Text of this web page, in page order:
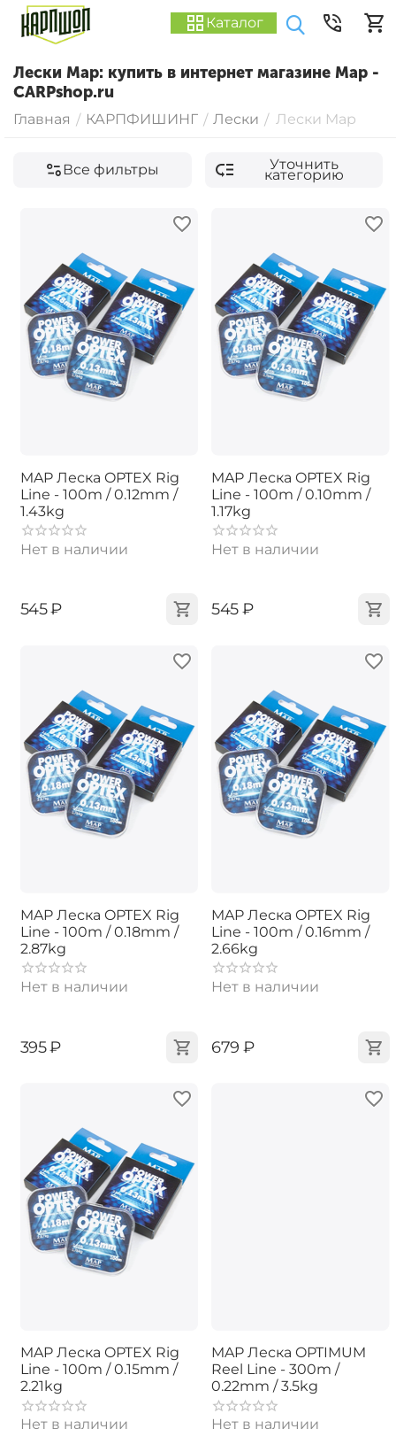
Каталог
Лески Map: купить в интернет магазине Map -
CARPshop.ru
Главная / КАРПФИШИНГ / Лески / Лески Map
Все фильтры Уточнить
категорию
MAP Леска OPTEX Rig
Line - 100m / 0.12mm /
1.43kg
Нет в наличии
‍545‍₽
MAP Леска OPTEX Rig
Line - 100m / 0.10mm /
1.17kg
Нет в наличии
‍545‍₽
MAP Леска OPTEX Rig
Line - 100m / 0.18mm /
2.87kg
Нет в наличии
‍395‍₽
MAP Леска OPTEX Rig
Line - 100m / 0.16mm /
2.66kg
Нет в наличии
‍679‍ ₽
MAP Леска OPTEX Rig
Line - 100m / 0.15mm /
2.21kg
Нет в наличии
MAP Леска OPTIMUM
Reel Line - 300m /
0.22mm / 3.5kg
Нет в наличии